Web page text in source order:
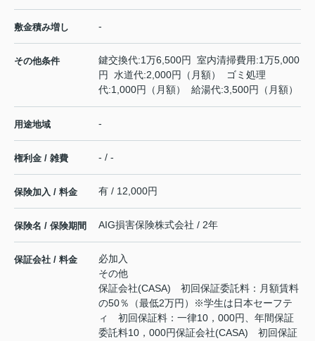
敷金積み増し -
その他条件
鍵交換代:1万6,500円 室内清掃費用:1万5,000
円 水道代:2,000円（月額） ゴミ処理
代:1,000円（月額） 給湯代:3,500円（月額）
用途地域 -
権利金 / 雑費 - / -
保険加入 / 料金 有 / 12,000円
保険名 / 保険期間 AIG損害保険株式会社 / 2年
保証会社 / 料金
必加入
その他
保証会社(CASA) 初回保証委託料：月額賃料
の50％（最低2万円）※学生は日本セーフテ
ィ 初回保証料：一律10，000円、年間保証
委託料10，000円保証会社(CASA) 初回保証